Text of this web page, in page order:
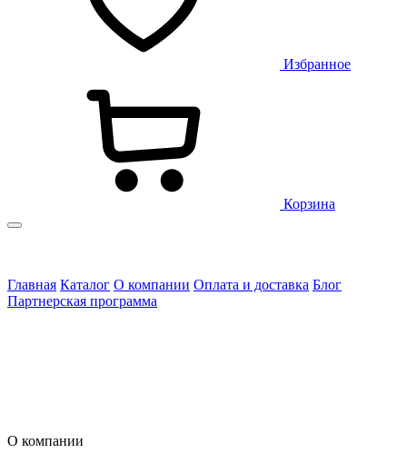
Избранное
Корзина
Главная Каталог О компании Оплата и доставка Блог
Партнерская программа
О компании